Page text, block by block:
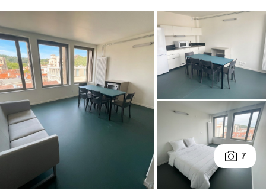
Je cherche un logement
Je propose un bien
Villes
7